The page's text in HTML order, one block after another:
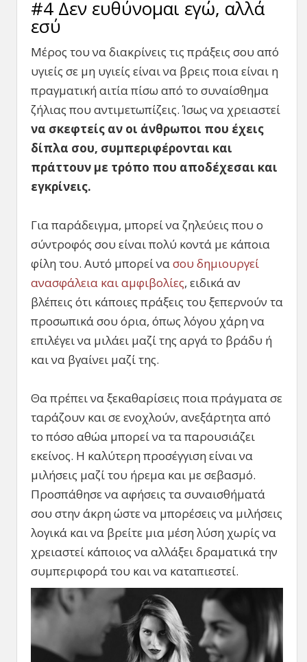
#4 Δεν ευθύνομαι εγώ, αλλά
εσύ
Μέρος του να διακρίνεις τις πράξεις σου από
υγιείς σε μη υγιείς είναι να βρεις ποια είναι η
πραγματική αιτία πίσω από το συναίσθημα
ζήλιας που αντιμετωπίζεις. Ίσως να χρειαστεί
να σκεφτείς αν οι άνθρωποι που έχεις
δίπλα σου, συμπεριφέρονται και
πράττουν με τρόπο που αποδέχεσαι και
εγκρίνεις.
Για παράδειγμα, μπορεί να ζηλεύεις που ο
σύντροφός σου είναι πολύ κοντά με κάποια
φίλη του. Αυτό μπορεί νασου δημιουργεί
ανασφάλεια και αμφιβολίες, ειδικά αν
βλέπεις ότι κάποιες πράξεις του ξεπερνούν τα
προσωπικά σου όρια, όπως λόγου χάρη να
επιλέγει να μιλάει μαζί της αργά το βράδυ ή
και να βγαίνει μαζί της.
Θα πρέπει να ξεκαθαρίσεις ποια πράγματα σε
ταράζουν και σε ενοχλούν, ανεξάρτητα από
το πόσο αθώα μπορεί να τα παρουσιάζει
εκείνος. Η καλύτερη προσέγγιση είναι να
μιλήσεις μαζί του ήρεμα και με σεβασμό.
Προσπάθησε να αφήσεις τα συναισθήματά
σου στην άκρη ώστε να μπορέσεις να μιλήσεις
λογικά και να βρείτε μια μέση λύση χωρίς να
χρειαστεί κάποιος να αλλάξει δραματικά την
συμπεριφορά του και να καταπιεστεί.